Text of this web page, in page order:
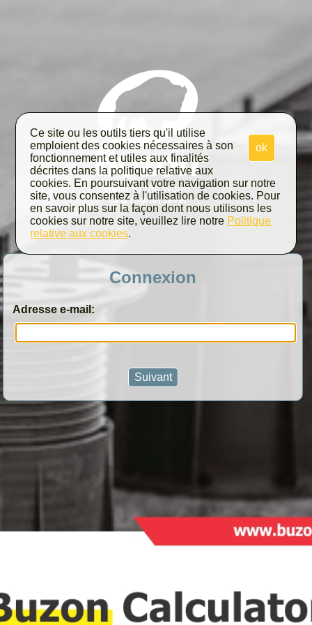
Connexion
Adresse e-mail:
ok
Ce site ou les outils tiers qu'il utilise
emploient des cookies nécessaires à son
fonctionnement et utiles aux finalités
décrites dans la politique relative aux
cookies. En poursuivant votre navigation sur notre
site, vous consentez à l'utilisation de cookies. Pour
en savoir plus sur la façon dont nous utilisons les
cookies sur notre site, veuillez lire notre Politique
relative aux cookies.